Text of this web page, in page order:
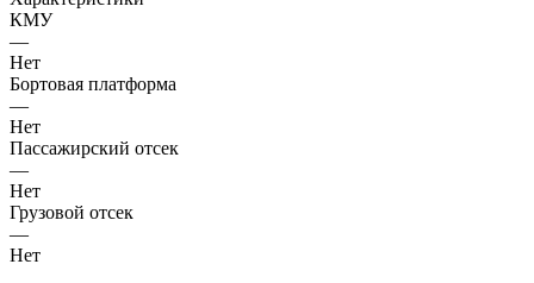
КМУ
—
Нет
Бортовая платформа
—
Нет
Пассажирский отсек
—
Нет
Грузовой отсек
—
Нет